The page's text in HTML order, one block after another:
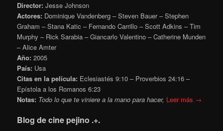
Director: Jesse Johnson
Actores: Dominique Vandenberg – Steven Bauer – Stephen
Graham – Stana Katic – Fernando Carrillo – Scott Adkins – Tim
Murphy – Rick Sarabia – Giancarlo Valentino – Catherine Munden
– Alice Amter
Año: 2005
País: Usa
Citas en la película: Eclesiastés 9:10 – Proverbios 24:16 –
Epístola a los Romanos 6:23
Notas: Todo lo que te viniere a la mano para hacer, Leer más →
Blog de cine pejino .+.